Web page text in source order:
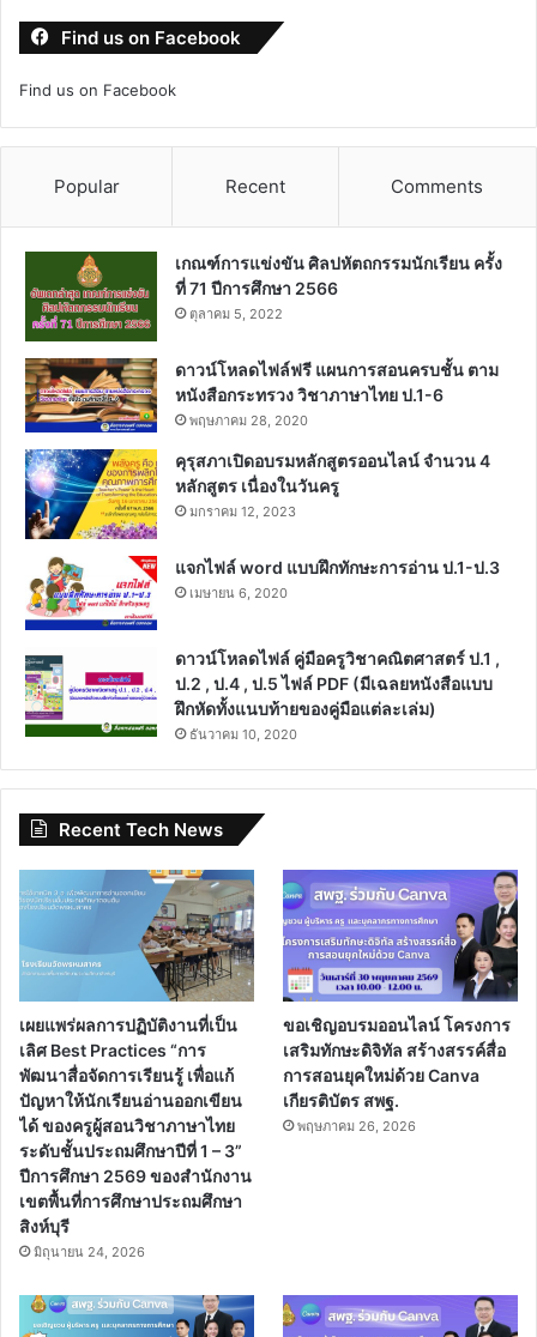
Find us on Facebook
Find us on Facebook
Popular Recent Comments
เกณฑ์การแข่งขัน ศิลปหัตถกรรมนักเรียน ครั้ง
ที่ 71 ปีการศึกษา 2566
ตุลาคม 5, 2022
ดาวน์โหลดไฟล์ฟรี แผนการสอนครบชั้น ตาม
หนังสือกระทรวง วิชาภาษาไทย ป.1-6
พฤษภาคม 28, 2020
คุรุสภาเปิดอบรมหลักสูตรออนไลน์ จำนวน 4
หลักสูตร เนื่องในวันครู
มกราคม 12, 2023
แจกไฟล์ word แบบฝึกทักษะการอ่าน ป.1-ป.3
เมษายน 6, 2020
ดาวน์โหลดไฟล์ คู่มือครูวิชาคณิตศาสตร์ ป.1 ,
ป.2 , ป.4 , ป.5 ไฟล์ PDF (มีเฉลยหนังสือแบบ
ฝึกหัดทั้งแนบท้ายของคู่มือแต่ละเล่ม)
ธันวาคม 10, 2020
Recent Tech News
เผยแพร่ผลการปฏิบัติงานที่เป็น
เลิศ Best Practices “การ
พัฒนาสื่อจัดการเรียนรู้ เพื่อแก้
ปัญหาให้นักเรียนอ่านออกเขียน
ได้ ของครูผู้สอนวิชาภาษาไทย
ระดับชั้นประถมศึกษาปีที่ 1 – 3”
ปีการศึกษา 2569 ของสำนักงาน
เขตพื้นที่การศึกษาประถมศึกษา
สิงห์บุรี
มิถุนายน 24, 2026
ขอเชิญอบรมออนไลน์ โครงการ
เสริมทักษะดิจิทัล สร้างสรรค์สื่อ
การสอนยุคใหม่ด้วย Canva
เกียรติบัตร สพฐ.
พฤษภาคม 26, 2026